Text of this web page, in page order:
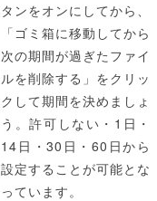
タンをオンにしてから、
「ゴミ箱に移動してから
次の期間が過ぎたファイ
ルを削除する」をクリッ
クして期間を決めましょ
う。許可しない・1日・
14日・30日・60日から
設定することが可能とな
っています。